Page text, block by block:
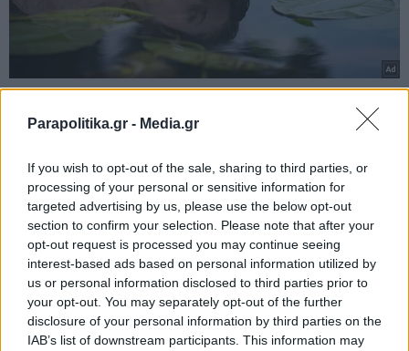
Parapolitika.gr - Media.gr
If you wish to opt-out of the sale, sharing to third parties, or
processing of your personal or sensitive information for
targeted advertising by us, please use the below opt-out
section to confirm your selection. Please note that after your
opt-out request is processed you may continue seeing
interest-based ads based on personal information utilized by
us or personal information disclosed to third parties prior to
your opt-out. You may separately opt-out of the further
disclosure of your personal information by third parties on the
IAB’s list of downstream participants. This information may